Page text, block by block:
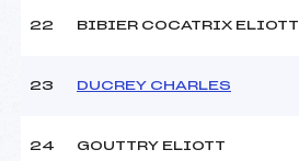
22 BIBIER COCATRIX ELIOTT
23 DUCREY CHARLES
24 GOUTTRY ELIOTT